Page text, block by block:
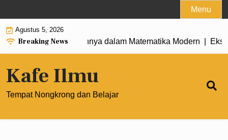
to
content
Menu
Agustus 5, 2026
Breaking News
dan Penerapannya dalam Matematika Modern |
Kafe Ilmu
Tempat Nongkrong dan Belajar